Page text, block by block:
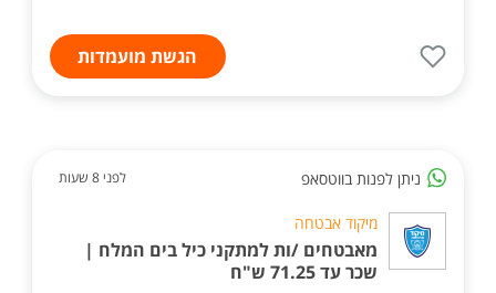
הגשת מועמדות
ניתן לפנות בווטסאפ לפני 8 שעות
מיקוד אבטחה
מאבטחים /ות למתקני כיל בים המלח |
שכר עד 71.25 ש"ח